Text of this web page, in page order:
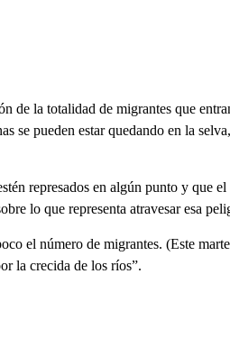
de la totalidad de migrantes que
se pueden estar quedando en la
represados en algún punto y que
lo que representa atravesar esa
el número de migrantes. (Este
la crecida de los ríos”.